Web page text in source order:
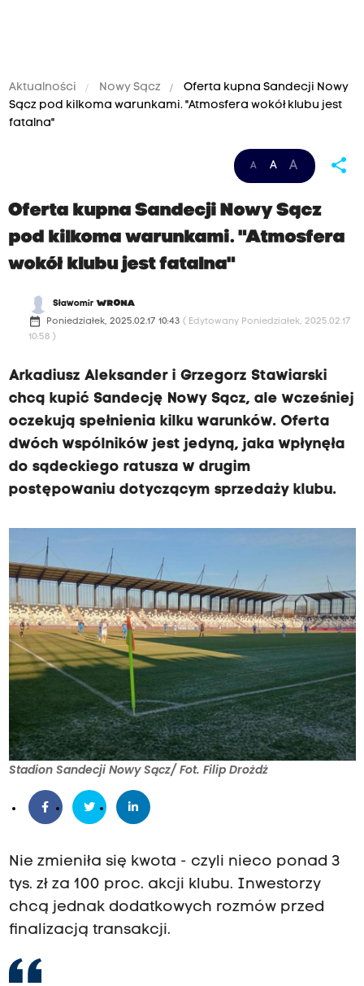
Aktualności Nowy Sącz
Oferta kupna Sandecji Nowy
Sącz pod kilkoma warunkami. "Atmosfera wokół klubu jest
fatalna"
A A A share
Oferta kupna Sandecji Nowy Sącz
pod kilkoma warunkami. "Atmosfera
wokół klubu jest fatalna"
SławomirWRONA
date_range Poniedziałek, 2025.02.17 10:43 ( Edytowany Poniedziałek, 2025.02.17
10:58 )
Arkadiusz Aleksander i Grzegorz Stawiarski
chcą kupić Sandecję Nowy Sącz, ale wcześniej
oczekują spełnienia kilku warunków. Oferta
dwóch wspólników jest jedyną, jaka wpłynęła
do sądeckiego ratusza w drugim
postępowaniu dotyczącym sprzedaży klubu.
Stadion Sandecji Nowy Sącz/ Fot. Filip Drożdż
Nie zmieniła się kwota - czyli nieco ponad 3
tys. zł za 100 proc. akcji klubu. Inwestorzy
chcą jednak dodatkowych rozmów przed
finalizacją transakcji.